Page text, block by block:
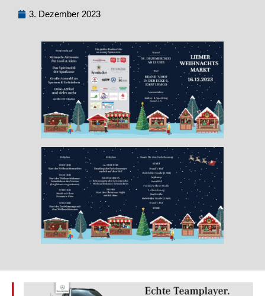
3. Dezember 2023